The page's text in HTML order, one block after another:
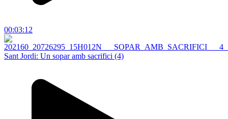
00:03:12
Sant Jordi: Un sopar amb sacrifici (4)